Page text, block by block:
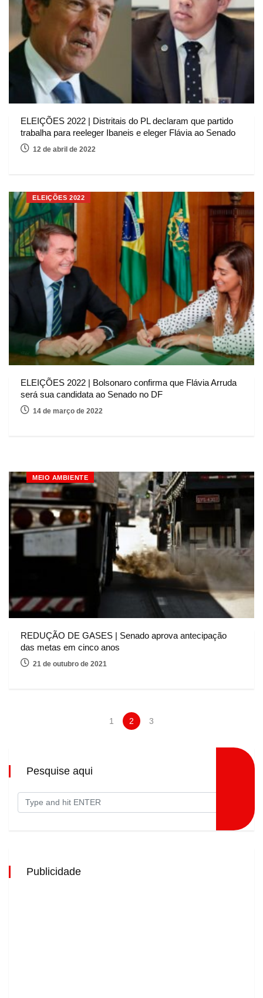
ELEIÇÕES 2022 | Distritais do PL declaram que partido
trabalha para reeleger Ibaneis e eleger Flávia ao Senado
12 de abril de 2022
ELEIÇÕES 2022
ELEIÇÕES 2022 | Bolsonaro confirma que Flávia Arruda
será sua candidata ao Senado no DF
14 de março de 2022
MEIO AMBIENTE
REDUÇÃO DE GASES | Senado aprova antecipação
das metas em cinco anos
21 de outubro de 2021
1 2 3
Pesquise aqui
Publicidade